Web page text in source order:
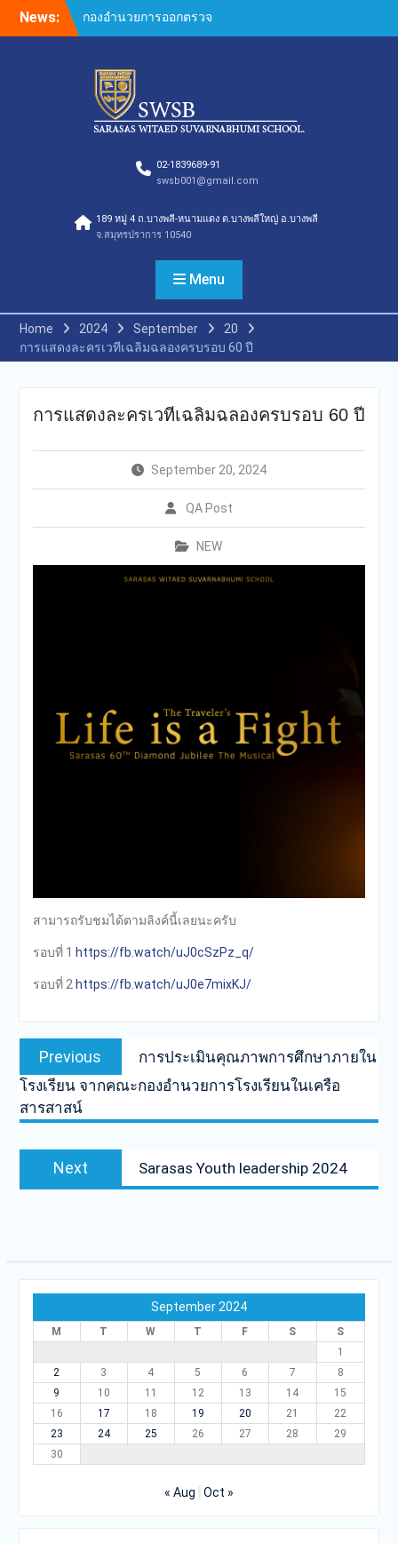
News:
กองอำนวยการออกตรวจ
ประเมินคุณภาพการศึกษา
คุณภาพการศึกษาเพื่อการ
ดำเนินการที่เป็นเลิศประจำปี
การศึกษา 2569 ของกลุ่ม
สถาบันการศึกษาในเครือ
กองอำนวยการออกตรวจ
ประเมินคุณภาพการศึกษา
คุณภาพการศึกษาเพื่อการ
ดำเนินการที่เป็นเลิศประจำปี
การศึกษา 2569
กองอำนวยการออกตรวจ
ประเมินคุณภาพการศึกษา
ภายในโรงเรียนตามเกณฑ์
คุณภาพการศึกษาเพื่อการ
ดำเนินการที่เป็นเลิศประจำปี
เครือสารสาสน์
ภายในโรงเรียนตามเกณฑ์
ดำเนินการที่เป็นเลิศประจำปี
สถาบันการศึกษาในเครือ
02-1839689-91
swsb001@gmail.com
189 หมู่ 4 ถ.บางพลี-หนามแดง ต.บางพลีใหญ่ อ.บางพลี
จ.สมุทรปราการ 10540
Menu
Home 2024 September
20
การแสดงละครเวทีเฉลิมฉลองครบรอบ 60 ปี
การแสดงละครเวทีเฉลิมฉลองครบรอบ 60 ปี
September 20, 2024
QA Post
NEW
สามารถรับชมได้ตามลิงค์นี้เลยนะครับ
รอบที่ 1 https://fb.watch/uJ0cSzPz_q/
รอบที่ 2 https://fb.watch/uJ0e7mixKJ/
Post
navigation
Previous
post:
การประเมินคุณภาพการศึกษาภายใน
โรงเรียน จากคณะกองอำนวยการโรงเรียนในเครือ
สารสาสน์
Next
post:
Sarasas Youth leadership 2024
September 2024
M T W T F S
S
1
2
3 4 5 6 7
8
9
10 11 12 13 14
15
16
17 18 19 20 21
22
23
24 25 26 27 28
29
30
« Aug Oct »